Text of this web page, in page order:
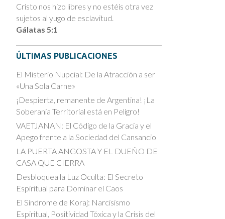
Cristo nos hizo libres y no estéis otra vez
sujetos al yugo de esclavitud.
Gálatas 5:1
ÚLTIMAS PUBLICACIONES
El Misterio Nupcial: De la Atracción a ser
«Una Sola Carne»
¡Despierta, remanente de Argentina! ¡La
Soberanía Territorial está en Peligro!
VAETJANAN: El Código de la Gracia y el
Apego frente a la Sociedad del Cansancio
LA PUERTA ANGOSTA Y EL DUEÑO DE
CASA QUE CIERRA
Desbloquea la Luz Oculta: El Secreto
Espiritual para Dominar el Caos
El Síndrome de Koraj: Narcisismo
Espiritual, Positividad Tóxica y la Crisis del